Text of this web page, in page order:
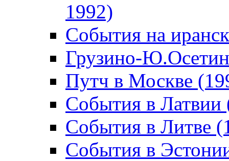
1992)
События на
Грузино-
Путч в Москве
События в Латвии
События в Литве
События в